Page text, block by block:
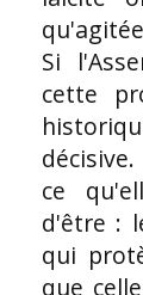
Si
cette
ce
d'être :
qui
que